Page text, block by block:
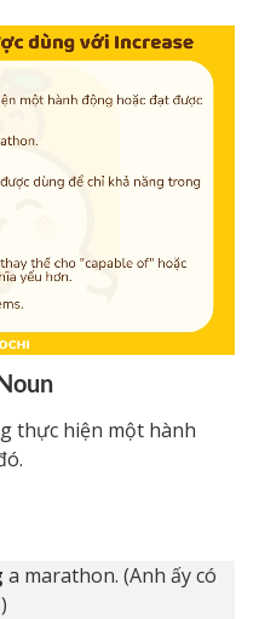
thực hiện một hành
a marathon. (Anh ấy có